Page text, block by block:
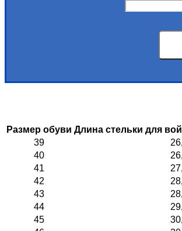
Размер обуви Длина стельки для
39
40
41
42
43
44
45